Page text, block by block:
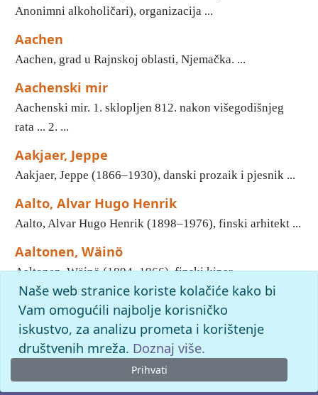
Anonimni alkoholičari), organizacija ...
Aachen
Aachen, grad u Rajnskoj oblasti, Njemačka. ...
Aachenski mir
Aachenski mir. 1. sklopljen 812. nakon višegodišnjeg
rata ... 2. ...
Aakjaer, Jeppe
Aakjaer, Jeppe (1866–1930), danski prozaik i pjesnik ...
Aalto, Alvar Hugo Henrik
Aalto, Alvar Hugo Henrik (1898–1976), finski arhitekt ...
Aaltonen, Wäinö
Aaltonen, Wäinö (1894–1966), finski kipar ...
1 2 3 4 5 6 7 8 9 10 » Kraj
pronađenih odgovora: 45128; vrijeme izvršavanja upita: 153
ms
Naše web stranice koriste kolačiće kako bi
Vam omogućili najbolje korisničko
iskustvo, za analizu prometa i korištenje
društvenih mreža. Doznaj više.
Prihvati
© 2026. -Leksikografski zavodMiroslav Krleža